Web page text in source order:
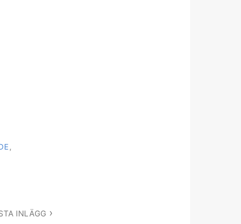
,
INLÄGG